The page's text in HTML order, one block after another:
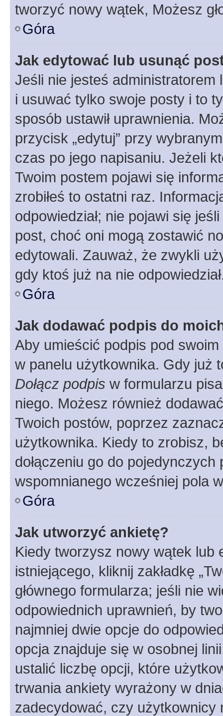
tworzyć nowy wątek, Możesz
Góra
Jak edytować lub usunąć
Jeśli nie jesteś
i usuwać tylko swoje posty i to
sposób ustawił uprawnienia.
przycisk „edytuj” przy
czas po jego napisaniu. Jeżeli
Twoim postem pojawi się
zrobiłeś to ostatni raz.
odpowiedział; nie pojawi się
post, choć oni mogą zostawić
edytowali. Zauważ, że zwykli
gdy ktoś już na nie
Góra
Jak dodawać podpis do
Aby umieścić podpis pod
w panelu użytkownika. Gdy już
Dołącz podpis w formularzu
niego. Możesz również
Twoich postów, poprzez
użytkownika. Kiedy to zrobisz,
dołączeniu go do
wspomnianego wcześniej pola
Góra
Jak utworzyć ankietę?
Kiedy tworzysz nowy wątek lub
istniejącego, kliknij zakładkę
głównego formularza; jeśli nie
odpowiednich uprawnień, by
najmniej dwie opcje do
opcja znajduje się w osobnej
ustalić liczbę opcji, które
trwania ankiety wyrażony w
zadecydować, czy użytkownicy